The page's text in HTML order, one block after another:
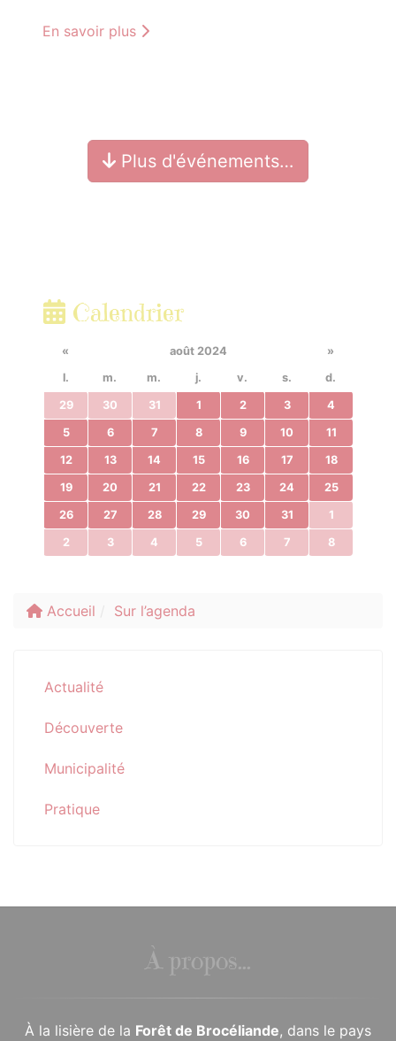
En savoir plus
Plus d'événements…
Calendrier
« août 2024
»
l.
m. m. j. v. s. d.
29 30 31 1 2 3 4
5 6 7 8 9 10 11
12 13 14 15 16 17 18
19 20 21 22 23 24 25
26 27 28 29 30 31 1
2 3 4 5 6 7 8
Accueil Sur l’agenda
Actualité
Découverte
Municipalité
Pratique
À propos...
À la lisière de la Forêt de Brocéliande, dans le pays